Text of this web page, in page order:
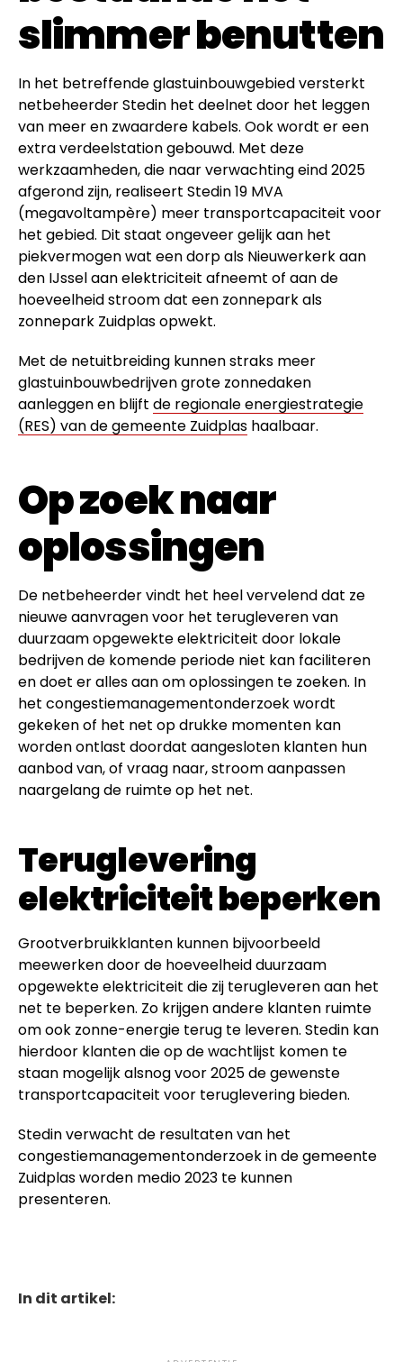
slimmer benutten
In het betreffende glastuinbouwgebied versterkt
netbeheerder Stedin het deelnet door het leggen
van meer en zwaardere kabels. Ook wordt er een
extra verdeelstation gebouwd. Met deze
werkzaamheden, die naar verwachting eind 2025
afgerond zijn, realiseert Stedin 19 MVA
(megavoltampère) meer transportcapaciteit voor
het gebied. Dit staat ongeveer gelijk aan het
piekvermogen wat een dorp als Nieuwerkerk aan
den IJssel aan elektriciteit afneemt of aan de
hoeveelheid stroom dat een zonnepark als
zonnepark Zuidplas opwekt.
Met de netuitbreiding kunnen straks meer
glastuinbouwbedrijven grote zonnedaken
aanleggen en blijft de regionale energiestrategie
(RES) van de gemeente Zuidplas haalbaar.
Op zoek naar
oplossingen
De netbeheerder vindt het heel vervelend dat ze
nieuwe aanvragen voor het terugleveren van
duurzaam opgewekte elektriciteit door lokale
bedrijven de komende periode niet kan faciliteren
en doet er alles aan om oplossingen te zoeken. In
het congestiemanagementonderzoek wordt
gekeken of het net op drukke momenten kan
worden ontlast doordat aangesloten klanten hun
aanbod van, of vraag naar, stroom aanpassen
naargelang de ruimte op het net.
Teruglevering
elektriciteit beperken
Grootverbruikklanten kunnen bijvoorbeeld
meewerken door de hoeveelheid duurzaam
opgewekte elektriciteit die zij terugleveren aan het
net te beperken. Zo krijgen andere klanten ruimte
om ook zonne-energie terug te leveren. Stedin kan
hierdoor klanten die op de wachtlijst komen te
staan mogelijk alsnog voor 2025 de gewenste
transportcapaciteit voor teruglevering bieden.
Stedin verwacht de resultaten van het
congestiemanagementonderzoek in de gemeente
Zuidplas worden medio 2023 te kunnen
presenteren.
In dit artikel: